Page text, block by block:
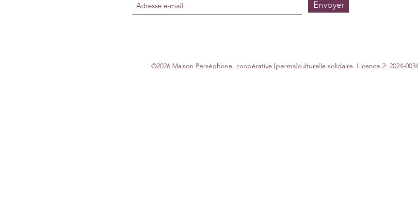
Envoyer
©2026 Maison Perséphone, coopérative [perma]culturelle solidaire. Licence 2: 2024-